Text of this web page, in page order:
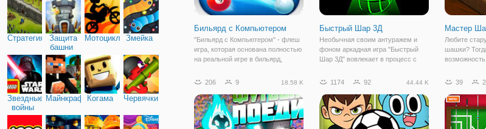
Стратегия
Защита
башни
МотоциклыЗмейка
Звездные
войны
МайнкрафтКогама Червячки
Бильярд с Компьютером
"Бильярд с Компьютером" - флеш
игра, которая основана полностью
на реальной игре в бильярд,
Несмотря на название - это
который имеет точно такие же
правила,
Быстрый Шар 3Д
Необычная своим антуражем и
фоном аркадная игра "Быстрый
Шар 3Д" вовлекает в процесс с
проходить в темном пространстве,
неоновые стены, перегородки,
мосты и т.д.
Мастер
Любите
шашки?
Шашек".
и
реального
206 9 18.58 K 1174 92 44.44 K 39 2